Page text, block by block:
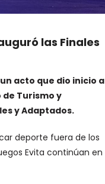
las Finales
acto que dio inicio a
Turismo y
y Adaptados.
deporte fuera de los
Evita continúan en